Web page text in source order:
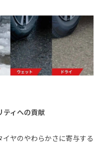
ィへの貢献
イヤのやわらかさに寄与する